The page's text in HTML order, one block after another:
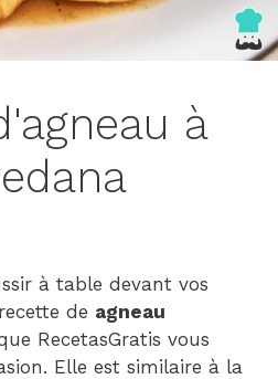
à
à table devant vos
de agneau
RecetasGratis vous
Elle est similaire à la